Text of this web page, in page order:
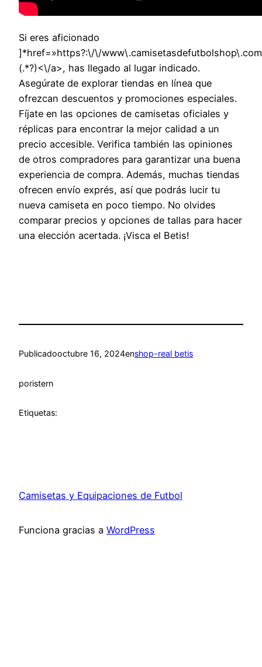
Si eres aficionado
]*href=»https?:\/\/
(.*?)<\/a>, has llegado al lugar indicado.
Asegúrate de explorar tiendas en línea que
ofrezcan descuentos y promociones especiales.
Fíjate en las opciones de camisetas oficiales y
réplicas para encontrar la mejor calidad a un
precio accesible. Verifica también las opiniones
de otros compradores para garantizar una buena
experiencia de compra. Además, muchas tiendas
ofrecen envío exprés, así que podrás lucir tu
nueva camiseta en poco tiempo. No olvides
comparar precios y opciones de tallas para hacer
una elección acertada. ¡Visca el Betis!
Publicadooctubre 16, 2024enshop-real betis
poristern
Etiquetas:
Camisetas y Equipaciones de Futbol
Funciona gracias a WordPress